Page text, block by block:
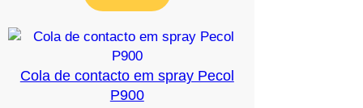
Cola de contacto em spray Pecol
P900